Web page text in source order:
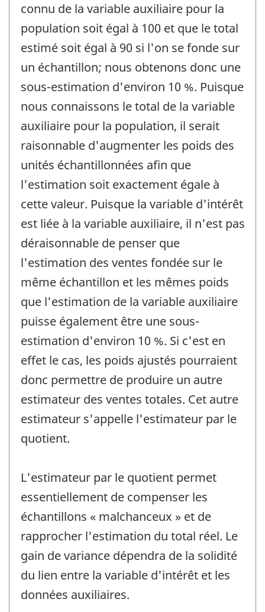
connu de la variable auxiliaire pour la
population soit égal à 100 et que le total
estimé soit égal à 90 si l'on se fonde sur
un échantillon; nous obtenons donc une
sous-estimation d'environ 10 %. Puisque
nous connaissons le total de la variable
auxiliaire pour la population, il serait
raisonnable d'augmenter les poids des
unités échantillonnées afin que
l'estimation soit exactement égale à
cette valeur. Puisque la variable d'intérêt
est liée à la variable auxiliaire, il n'est pas
déraisonnable de penser que
l'estimation des ventes fondée sur le
même échantillon et les mêmes poids
que l'estimation de la variable auxiliaire
puisse également être une sous-
estimation d'environ 10 %. Si c'est en
effet le cas, les poids ajustés pourraient
donc permettre de produire un autre
estimateur des ventes totales. Cet autre
estimateur s'appelle l'estimateur par le
quotient.
L'estimateur par le quotient permet
essentiellement de compenser les
échantillons « malchanceux » et de
rapprocher l'estimation du total réel. Le
gain de variance dépendra de la solidité
du lien entre la variable d'intérêt et les
données auxiliaires.